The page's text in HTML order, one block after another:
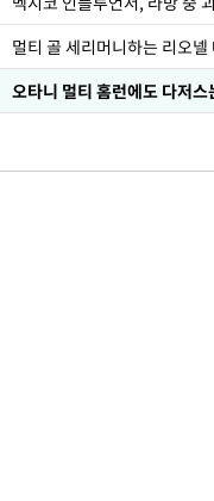
멀티 골 세리머니하는 리오넬
오타니 멀티 홈런에도 다저스